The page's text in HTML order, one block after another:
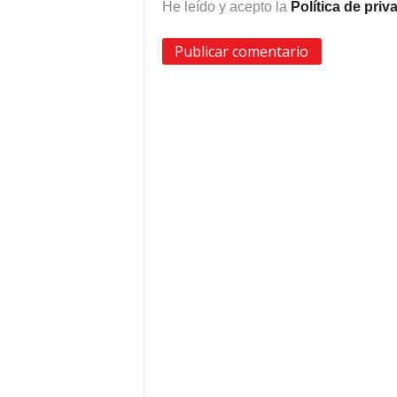
He leído y acepto la Política de